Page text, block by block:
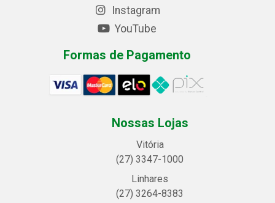
Instagram
YouTube
Formas de Pagamento
Nossas Lojas
Vitória
(27) 3347-1000
Linhares
(27) 3264-8383